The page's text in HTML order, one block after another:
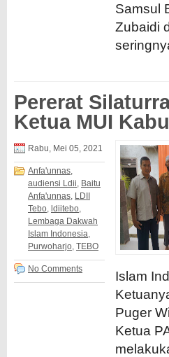
Samsul
Zubaidi
Pererat
Ketua MUI
Rabu, Mei 05, 2021
Anfa'unnas
audiensi Ldii Baitu
Anfa'unnas LDII
Tebo ldiitebo
Lembaga Dakwah
Islam Indonesia
Purwoharjo TEBO
No Comments
Islam
Puger
Ketua